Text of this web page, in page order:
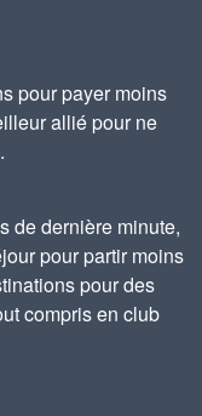
pour payer moins
allié pour ne
de dernière minute,
pour partir moins
pour des
compris en club